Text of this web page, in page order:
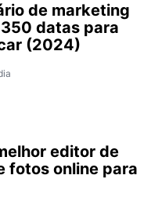
de marketing
datas para
(2024)
editor de
fotos online para